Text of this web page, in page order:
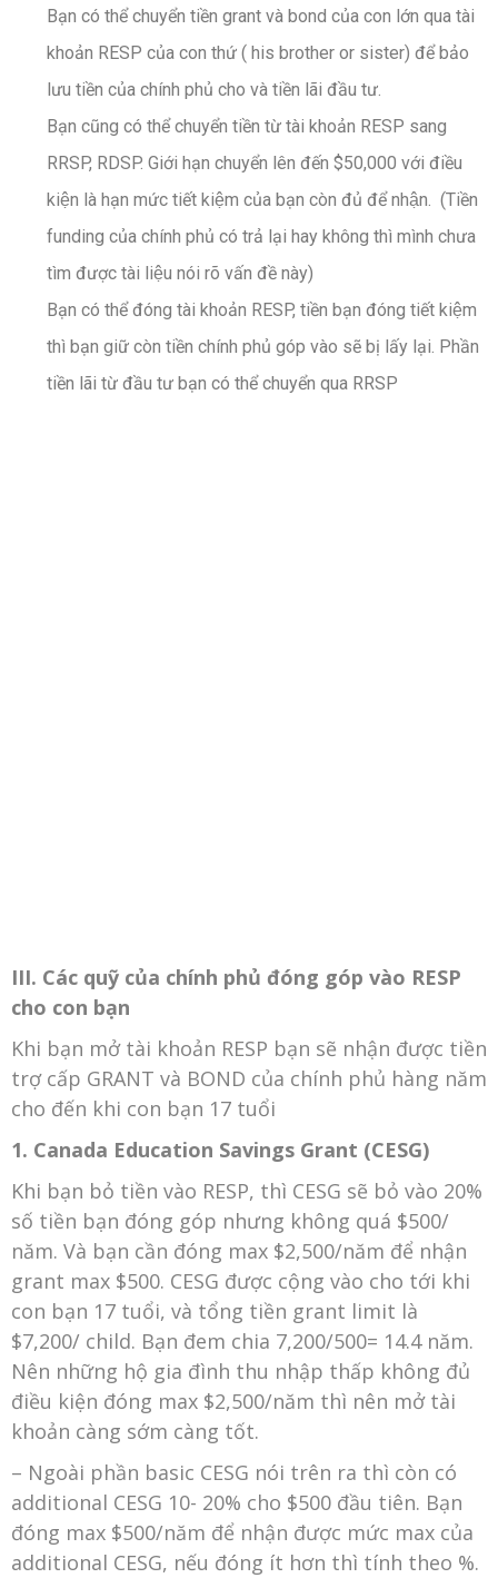
Bạn có thể chuyển tiền grant và bond của con lớn qua tài
khoản RESP của con thứ ( his brother or sister) để bảo
lưu tiền của chính phủ cho và tiền lãi đầu tư.
Bạn cũng có thể chuyển tiền từ tài khoản RESP sang
RRSP, RDSP. Giới hạn chuyển lên đến $50,000 với điều
kiện là hạn mức tiết kiệm của bạn còn đủ để nhận. (Tiền
funding của chính phủ có trả lại hay không thì mình chưa
tìm được tài liệu nói rõ vấn đề này)
Bạn có thể đóng tài khoản RESP, tiền bạn đóng tiết kiệm
thì bạn giữ còn tiền chính phủ góp vào sẽ bị lấy lại. Phần
tiền lãi từ đầu tư bạn có thể chuyển qua RRSP
III. Các quỹ của chính phủ đóng góp vào RESP
cho con bạn
Khi bạn mở tài khoản RESP bạn sẽ nhận được tiền
trợ cấp GRANT và BOND của chính phủ hàng năm
cho đến khi con bạn 17 tuổi
1. Canada Education Savings Grant (CESG)
Khi bạn bỏ tiền vào RESP, thì CESG sẽ bỏ vào 20%
số tiền bạn đóng góp nhưng không quá $500/
năm. Và bạn cần đóng max $2,500/năm để nhận
grant max $500. CESG được cộng vào cho tới khi
con bạn 17 tuổi, và tổng tiền grant limit là
$7,200/ child. Bạn đem chia 7,200/500= 14.4 năm.
Nên những hộ gia đình thu nhập thấp không đủ
điều kiện đóng max $2,500/năm thì nên mở tài
khoản càng sớm càng tốt.
– Ngoài phần basic CESG nói trên ra thì còn có
additional CESG 10- 20% cho $500 đầu tiên. Bạn
đóng max $500/năm để nhận được mức max của
additional CESG, nếu đóng ít hơn thì tính theo %.